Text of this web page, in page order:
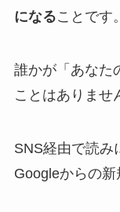
になることです。
誰かが「あなた
ことはありませ
SNS経由で読み
Googleからの新